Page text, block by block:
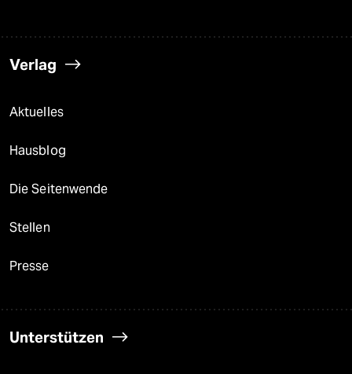
Verlag
Aktuelles
Hausblog
Die Seitenwende
Stellen
Presse
Unterstützen